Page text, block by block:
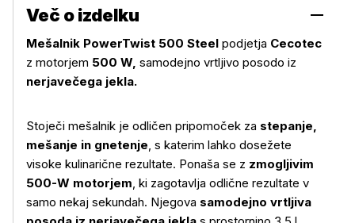
Več o izdelku
Mešalnik PowerTwist 500 Steel podjetja Cecotec
z motorjem 500 W, samodejno vrtljivo posodo iz
nerjavečega jekla.
Stoječi mešalnik je odličen pripomoček za stepanje,
mešanje in gnetenje, s katerim lahko dosežete
visoke kulinarične rezultate. Ponaša se z zmogljivim
500-W motorjem, ki zagotavlja odlične rezultate v
samo nekaj sekundah. Njegova samodejno vrtljiva